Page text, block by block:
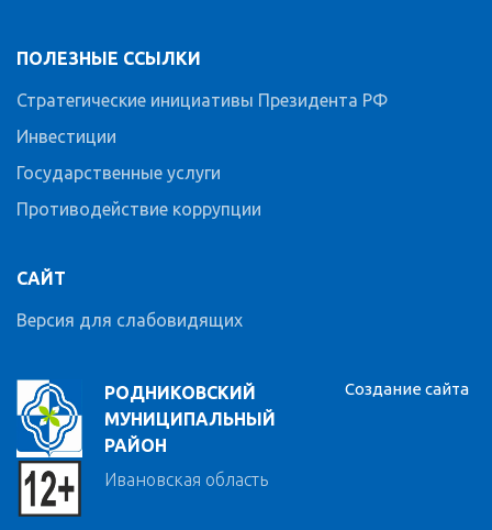
РОДНИКОВСКИЙ
МУНИЦИПАЛЬНЫЙ
РАЙОН
Ивановская область
ПОЛЕЗНЫЕ ССЫЛКИ
Стратегические инициативы Президента РФ
Инвестиции
Государственные услуги
Противодействие коррупции
САЙТ
Версия для слабовидящих
Создание сайта